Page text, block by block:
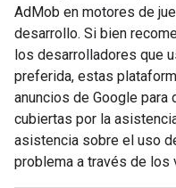
AdMob en motores de
desarrollo. Si bien
los desarrolladores que
preferida, estas
anuncios de Google
cubiertas por la
asistencia sobre el uso
problema a través de los